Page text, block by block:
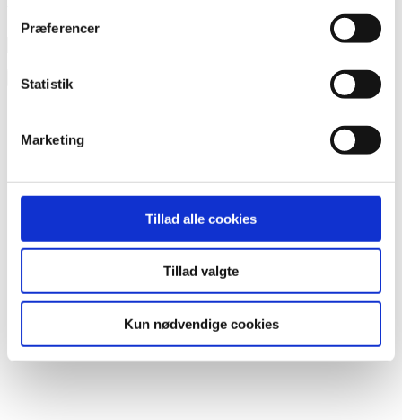
Præferencer
Statistik
Marketing
Tillad alle cookies
Tillad valgte
Kun nødvendige cookies
Åbningstider
Tirsdag: 08.00 – 20:00
Onsdag: 06.30 – 20:00
Torsdag: 08.00 – 20.00
Fredag: 08.00 – 17.00
Behandling
Om os